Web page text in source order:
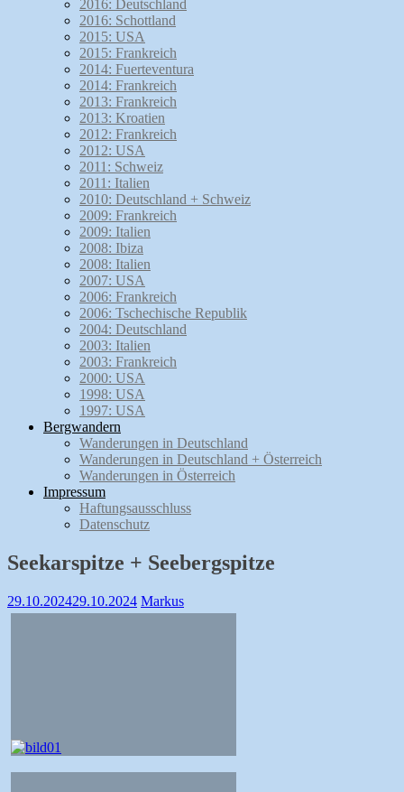
2016: Deutschland
2016: Schottland
2015: USA
2015: Frankreich
2014: Fuerteventura
2014: Frankreich
2013: Frankreich
2013: Kroatien
2012: Frankreich
2012: USA
2011: Schweiz
2011: Italien
2010: Deutschland + Schweiz
2009: Frankreich
2009: Italien
2008: Ibiza
2008: Italien
2007: USA
2006: Frankreich
2006: Tschechische Republik
2004: Deutschland
2003: Italien
2003: Frankreich
2000: USA
1998: USA
1997: USA
Bergwandern
Wanderungen in Deutschland
Wanderungen in Deutschland + Österreich
Wanderungen in Österreich
Impressum
Haftungsausschluss
Datenschutz
Seekarspitze + Seebergspitze
29.10.202429.10.2024 Markus